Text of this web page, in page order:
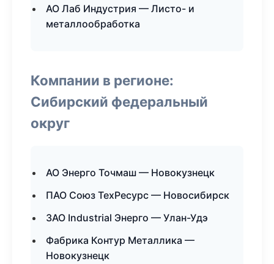
АО Лаб Индустрия — Листо- и
металлообработка
Компании в регионе:
Сибирский федеральный
округ
АО Энерго Точмаш — Новокузнецк
ПАО Союз ТехРесурс — Новосибирск
ЗАО Industrial Энерго — Улан-Удэ
Фабрика Контур Металлика —
Новокузнецк